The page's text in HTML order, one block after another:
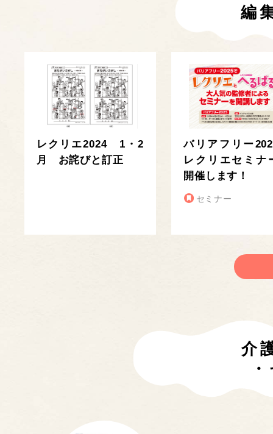
編
レクリエ2024 1・2
月 お詫びと訂正
バリアフリー
レクリエセミナ
開催します！
セミナー
介